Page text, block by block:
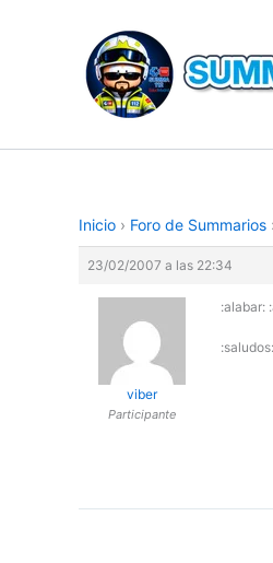
contenido
Inicio › Foro de Summarios
23/02/2007 a las 22:34
viber
Participante
:alabar: